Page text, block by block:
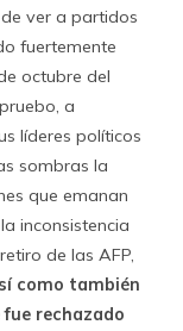
ver a partidos
fuertemente
octubre del
a
líderes políticos
sombras la
que emanan
inconsistencia
de las AFP,
como también
rechazado